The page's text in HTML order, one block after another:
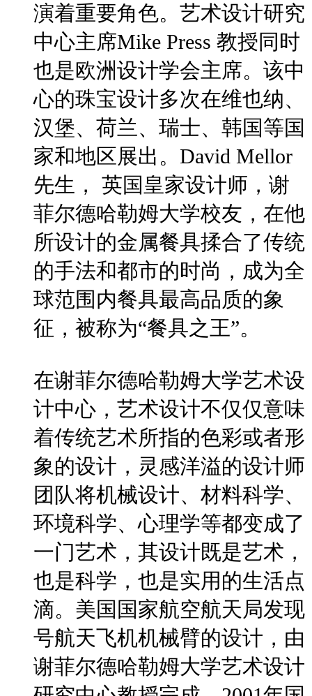
演着重要角色。艺术设计研究
中心主席Mike Press 教授同时
也是欧洲设计学会主席。该中
心的珠宝设计多次在维也纳、
汉堡、荷兰、瑞士、韩国等国
家和地区展出。David Mellor
先生， 英国皇家设计师，谢
菲尔德哈勒姆大学校友，在他
所设计的金属餐具揉合了传统
的手法和都市的时尚，成为全
球范围内餐具最高品质的象
征，被称为“餐具之王”。
在谢菲尔德哈勒姆大学艺术设
计中心，艺术设计不仅仅意味
着传统艺术所指的色彩或者形
象的设计，灵感洋溢的设计师
团队将机械设计、材料科学、
环境科学、心理学等都变成了
一门艺术，其设计既是艺术，
也是科学，也是实用的生活点
滴。美国国家航空航天局发现
号航天飞机机械臂的设计，由
谢菲尔德哈勒姆大学艺术设计